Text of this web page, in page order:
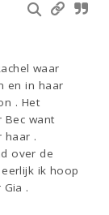
waar
en in haar
. Het
Bec want
haar .
over de
ik hoop
.